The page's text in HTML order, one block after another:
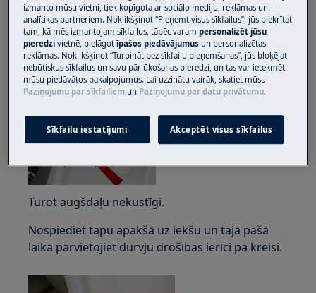
Piespiediet tapu augšpusē uz iekšu un
vienlaikus pārvietojiet durvju drošības ierīci pa
kreisi.
Turot augšdaļu nekustīgi.
Nospiediet tapu apakšā uz iekšu un tajā pašā
laikā pārvietojiet durvju drošības ierīci pa kreisi.
izmanto mūsu vietni, tiek kopīgota ar sociālo mediju, reklāmas un
analītikas partneriem. Noklikšķinot “Pieņemt visus sīkfailus”, jūs piekrītat
tam, kā mēs izmantojam sīkfailus, tāpēc varampersonalizēt jūsu
pieredzivietnē, pielāgotīpašos piedāvājumus un personalizētas
reklāmas. Noklikšķinot “Turpināt bez sīkfailu pieņemšanas”, jūs bloķējat
nebūtiskus sīkfailus un savu pārlūkošanas pieredzi, un tas var ietekmēt
mūsu piedāvātos pakalpojumus. Lai uzzinātu vairāk, skatiet mūsu
Paziņojumu par sīkfailiem un Paziņojumu par datu privātumu.
Sīkfailu iestatījumi Akceptēt visus sīkfailus